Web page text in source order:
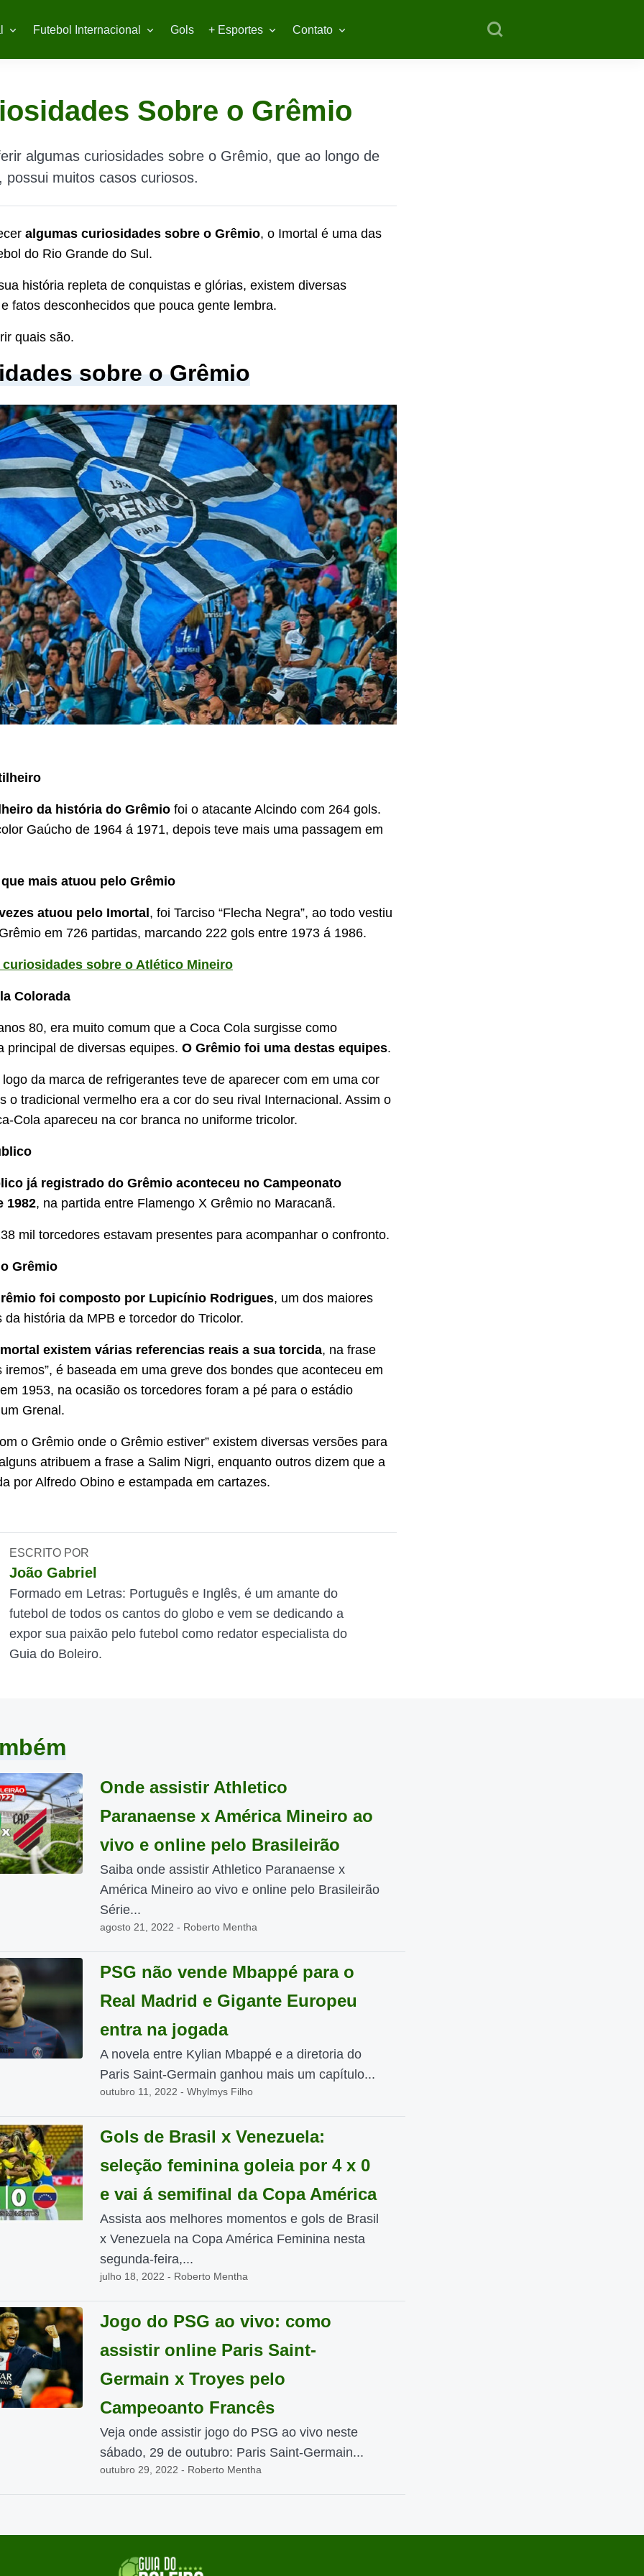
Futebol Internacional Gols + Esportes Contato
Sobre o Grêmio
algumas curiosidades sobre o Grêmio, que ao longo de
possui muitos casos curiosos.
algumas curiosidades sobre o Grêmio, o Imortal é uma das
do Rio Grande do Sul.
história repleta de conquistas e glórias, existem diversas
fatos desconhecidos que pouca gente lembra.
quais são.
sobre o Grêmio
da história do Grêmio foi o atacante Alcindo com 264 gols.
Gaúcho de 1964 á 1971, depois teve mais uma passagem em
mais atuou pelo Grêmio
atuou pelo Imortal , foi Tarciso “Flecha Negra”, ao todo vestiu
em 726 partidas, marcando 222 gols entre 1973 á 1986.
curiosidades sobre o Atlético Mineiro
Colorada
80, era muito comum que a Coca Cola surgisse como
principal de diversas equipes. O Grêmio foi uma destas equipes.
da marca de refrigerantes teve de aparecer com em uma cor
o tradicional vermelho era a cor do seu rival Internacional. Assim o
Cola apareceu na cor branca no uniforme tricolor.
já registrado do Grêmio aconteceu no Campeonato
1982, na partida entre Flamengo X Grêmio no Maracanã.
mil torcedores estavam presentes para acompanhar o confronto.
Grêmio
foi composto por Lupicínio Rodrigues, um dos maiores
da história da MPB e torcedor do Tricolor.
existem várias referencias reais a sua torcida, na frase
iremos”, é baseada em uma greve dos bondes que aconteceu em
1953, na ocasião os torcedores foram a pé para o estádio
Grenal.
o Grêmio onde o Grêmio estiver” existem diversas versões para
atribuem a frase a Salim Nigri, enquanto outros dizem que a
por Alfredo Obino e estampada em cartazes.
ESCRITO POR
João Gabriel
Formado em Letras: Português e Inglês, é um amante do
futebol de todos os cantos do globo e vem se dedicando a
expor sua paixão pelo futebol como redator especialista do
Guia do Boleiro.
Onde assistir Athletico
Paranaense x América Mineiro ao
vivo e online pelo Brasileirão
Saiba onde assistir Athletico Paranaense x
América Mineiro ao vivo e online pelo Brasileirão
Série...
agosto 21, 2022 - Roberto Mentha
PSG não vende Mbappé para o
Real Madrid e Gigante Europeu
entra na jogada
A novela entre Kylian Mbappé e a diretoria do
Paris Saint-Germain ganhou mais um capítulo...
outubro 11, 2022 - Whylmys Filho
Gols de Brasil x Venezuela:
seleção feminina goleia por 4 x 0
e vai á semifinal da Copa América
Assista aos melhores momentos e gols de Brasil
x Venezuela na Copa América Feminina nesta
segunda-feira,...
julho 18, 2022 - Roberto Mentha
Jogo do PSG ao vivo: como
assistir online Paris Saint-
Germain x Troyes pelo
Campeoanto Francês
Veja onde assistir jogo do PSG ao vivo neste
sábado, 29 de outubro: Paris Saint-Germain...
outubro 29, 2022 - Roberto Mentha